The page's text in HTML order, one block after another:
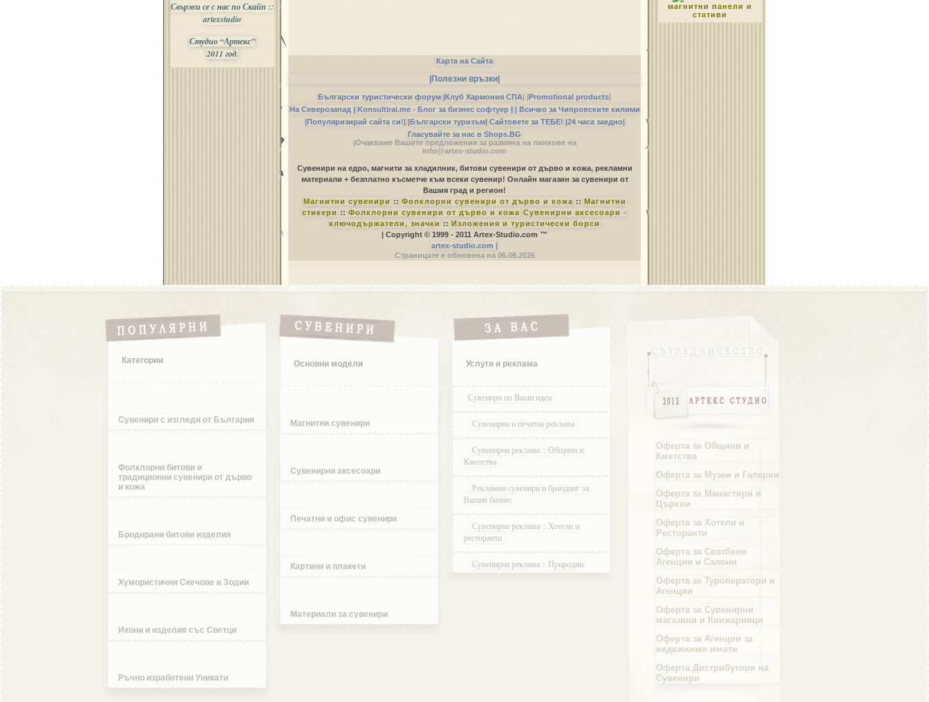
Свържи се с нас по Скайп ::
artexstudio
Студио “Артекс”
2011 год.
Област Русе
Област Силистра
Област Сливен
Област Смолян
магнитни панели и
стативи
Карта на Сайта
|Полезни връзки|
Български туристически форум |Клуб Хармония СПА| |Promotional products|
На Северозапад | Konsultirai.me - Блог за бизнес софтуер | | Всичко за Чипровските килими
|Популяризирай сайта си!| |Български туризъм| Сайтовете за ТЕБЕ! |24 часа заедно|
Гласувайте за нас в Shops.BG
|Очакваме Вашите предложения за размяна на линкове на
info@artex-studio.com
Сувенири на едро, магнити за хладилник, битови сувенири от дърво и кожа, рекламни
материали + безплатно късметче към всеки сувенир! Онлайн магазин за сувенири от
Вашия град и регион!
Магнитни сувенири :: Фолклорни сувенири от дърво и кожа :: Магнитни
стикери :: Фолклорни сувенири от дърво и кожа Сувенирни аксесоари -
ключодържатели, значки :: Изложения и туристически борси
| Copyright © 1999 - 2011 Artex-Studio.com ™
artex-studio.com |
Страницате е обновена на 06.08.2026
Категории
Сувенири с изгледи от България
Фолклорни битови и
традиционни сувенири от дърво
и кожа
Бродирани битови изделия
Хумористични Скечове и Зодии
Икони и изделия със Светци
Ръчно изработени Уникати
Основни модели
Магнитни сувенири
Сувенирни аксесоари
Печатни и офис сувенири
Картини и плакети
Материали за сувенири
Услуги и реклама
Сувенири по Ваши идеи
Сувенирна и печатна реклама
Сувенирна реклама :: Общини и
Кметства
Рекламни сувенири и брандинг за
Вашия бизнес
Сувенирна реклама :: Хотели и
ресторанти
Сувенирна реклама :: Природни
паркове и Резервати
Оферта за Общини и
Кметства
Оферта за Музеи и Галерии
Оферта за Манастири и
Църкви
Оферта за Хотели и
Ресторанти
Оферта за Сватбени
Агенции и Салони
Оферта за Туроператори и
Агенции
Оферта за Сувенирни
магазини и Книжарници
Оферта за Агенции за
недвижими имоти
Оферта Дистрибутори на
Сувенири